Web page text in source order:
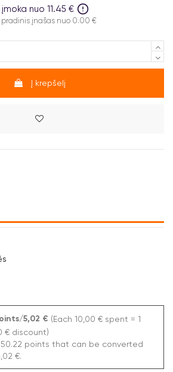
nuo 11.45 €
pradinis įnašas nuo 0.00 €
Į krepšelį
5,02 € (Each 10,00 € spent = 1
€ discount)
points that can be converted
€.